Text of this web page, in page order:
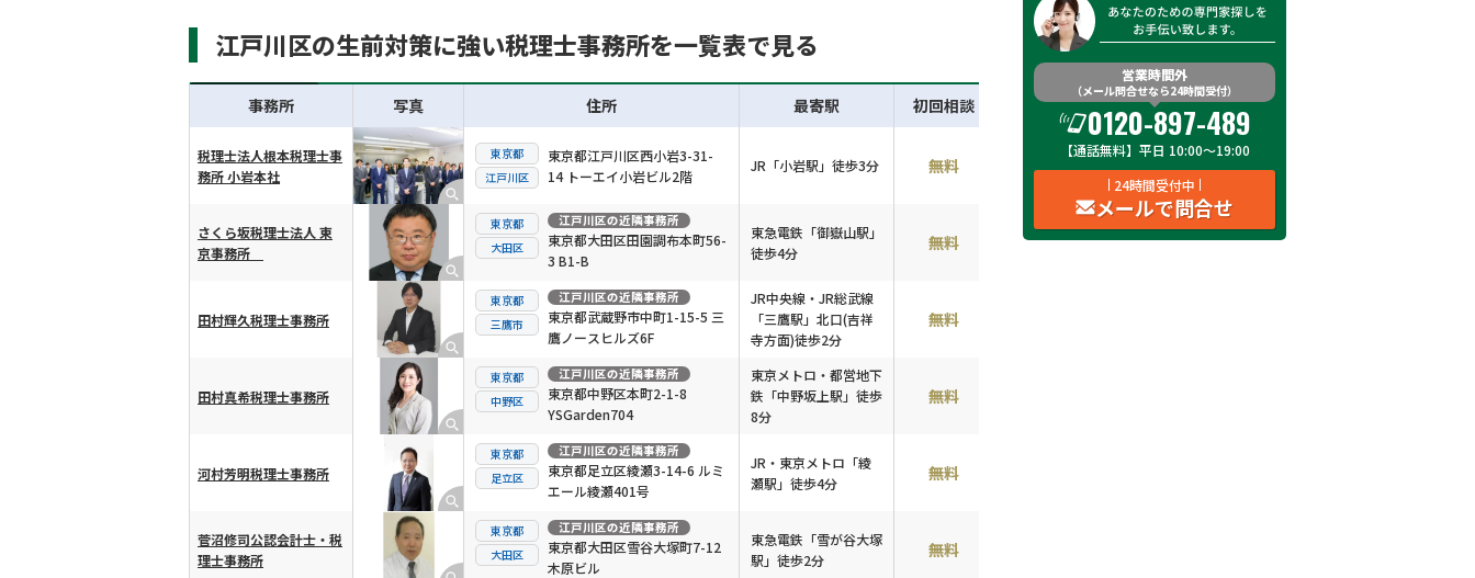
狛江市
東大和市 清瀬市 稲城市
贈与税
生前対策 相続人調査 相続財産調査
江戸川区の生前対策に強い税理士事務所を一覧表で見る
横スクロール可能
事務所 写真 住所 最寄駅 初回相談 費用 オンライン面談 土日祝
税理士法人根本税理士事
務所 小岩本社
東京都
江戸川区
東京都江戸川区西小岩3-31-
14 トーエイ小岩ビル2階
JR「小岩駅」徒歩3分 無料 費用を見る
対応不可
さくら坂税理士法人 東
京事務所
東京都
大田区
江戸川区の近隣事務所
東京都大田区田園調布本町56-
3 B1-B
東急電鉄「御嶽山駅」
徒歩4分
無料 費用を見る
田村輝久税理士事務所
東京都
三鷹市
江戸川区の近隣事務所
東京都武蔵野市中町1-15-5 三
鷹ノースヒルズ6F
JR中央線・JR総武線
「三鷹駅」北口(吉祥
寺方面)徒歩2分
無料
田村真希税理士事務所
東京都
中野区
江戸川区の近隣事務所
東京都中野区本町2-1-8
YSGarden704
東京メトロ・都営地下
鉄「中野坂上駅」徒歩
8分
無料
河村芳明税理士事務所
東京都
足立区
江戸川区の近隣事務所
東京都足立区綾瀬3-14-6 ルミ
エール綾瀬401号
JR・東京メトロ「綾
瀬駅」徒歩4分
無料
菅沼修司公認会計士・税
理士事務所
東京都
大田区
江戸川区の近隣事務所
東京都大田区雪谷大塚町7-12
木原ビル
東急電鉄「雪が谷大塚
駅」徒歩2分
無料
出張面談可能
営業時間外
（メール問合せなら24時間受付）
0120-897-489
【通話無料】平日 10:00～19:00
24時間受付中
メールで問合せ